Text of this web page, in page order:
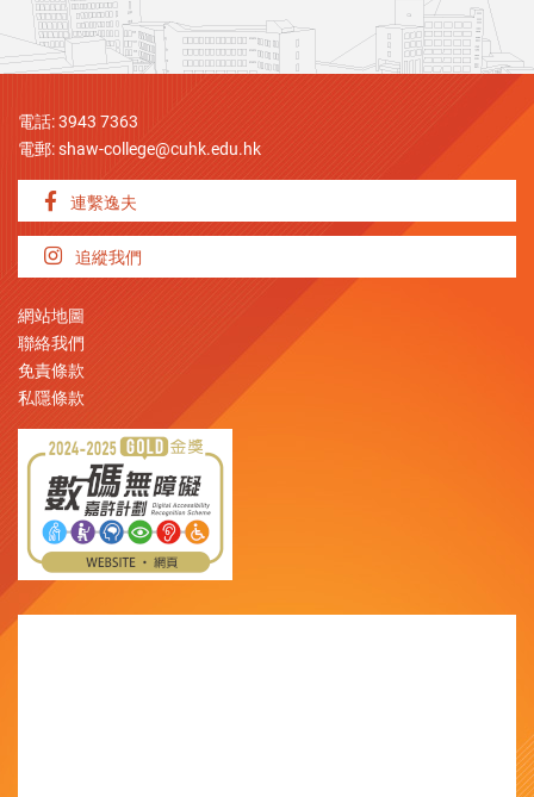
電話: 3943 7363
電郵:shaw-college@cuhk.edu.hk
連繫逸夫
追縱我們
網站地圖
聯絡我們
免責條款
私隱條款